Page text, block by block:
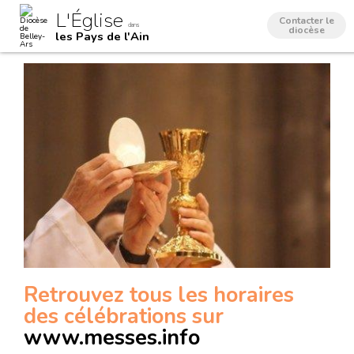
contenu.
Outils
personnels
L'Église dans
les Pays de l'Ain
Contacter le
diocèse
Retrouvez tous les horaires
des célébrations sur
www.messes.info